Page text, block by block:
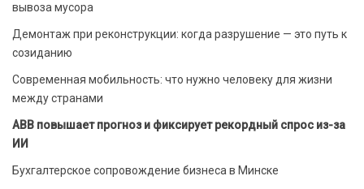
вывоза мусора
Демонтаж при реконструкции: когда разрушение — это путь к
созиданию
Современная мобильность: что нужно человеку для жизни
между странами
ABB повышает прогноз и фиксирует рекордный спрос из-за
ИИ
Бухгалтерское сопровождение бизнеса в Минске